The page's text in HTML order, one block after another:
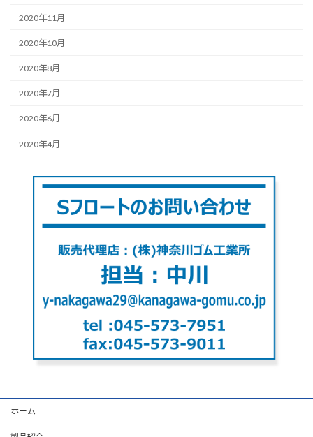
2020年11月
2020年10月
2020年8月
2020年7月
2020年6月
2020年4月
ホーム